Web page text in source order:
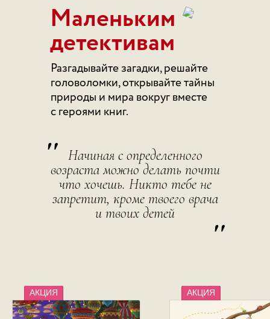
Разгадывайте загадки, решайте
головоломки, открывайте тайны
природы и мира вокруг вместе
с героями книг.
Маленьким
детективам
Начиная с определенного
возраста можно делать почти
что хочешь. Никто тебе не
запретит, кроме твоего врача
и твоих детей
"
"
АКЦИЯ АКЦИЯ